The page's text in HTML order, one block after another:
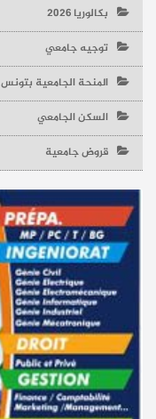
بكالوريا 2026
توجيه جامعي
المنحة الجامعية بتونس
السكن الجامعي
قروض جامعية